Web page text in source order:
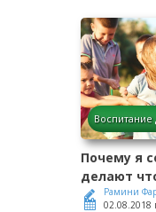
Воспитание
Почему я
делают
Рамини
02.08.2018